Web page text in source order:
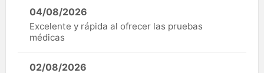
04/08/2026
Excelente y rápida al ofrecer las pruebas
médicas
02/08/2026